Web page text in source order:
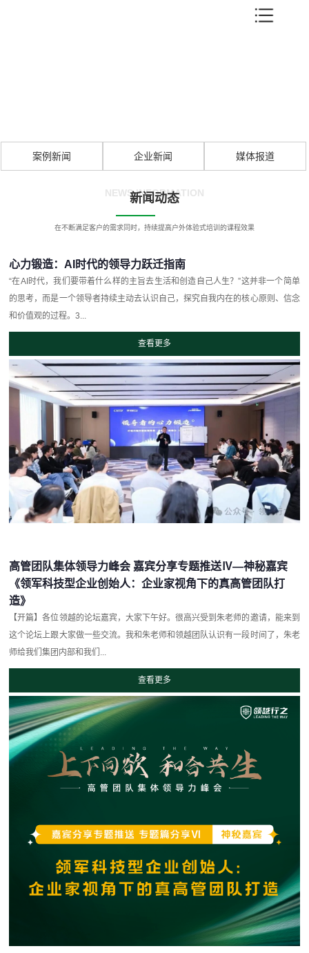
案例新闻 企业新闻 媒体报道
NEWS INFORMATION
新闻动态
在不断满足客户的需求同时，持续提高户外体验式培训的课程效果
心力锻造：AI时代的领导力跃迁指南
“在AI时代，我们要带着什么样的主旨去生活和创造自己人生？”这并非一个简单
的思考，而是一个领导者持续主动去认识自己，探究自我内在的核心原则、信念
和价值观的过程。3...
查看更多
高管团队集体领导力峰会 嘉宾分享专题推送Ⅳ—神秘嘉宾
《领军科技型企业创始人：企业家视角下的真高管团队打
造》
【开篇】各位领越的论坛嘉宾，大家下午好。很高兴受到朱老师的邀请，能来到
这个论坛上跟大家做一些交流。我和朱老师和领越团队认识有一段时间了，朱老
师给我们集团内部和我们...
查看更多